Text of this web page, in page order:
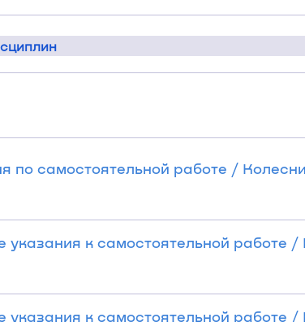
по самостоятельной работе /
к самостоятельной работе /
к самостоятельной работе /